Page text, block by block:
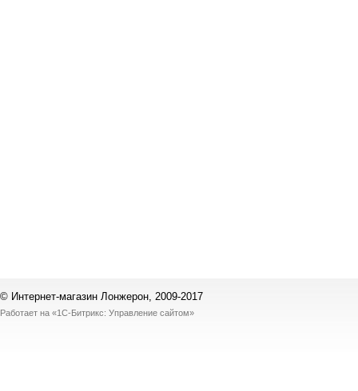
© Интернет-магазин Лонжерон, 2009-2017
Работает на «1С-Битрикс: Управление сайтом»